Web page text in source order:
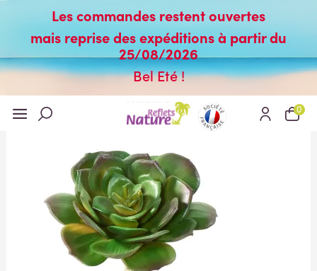
Les commandes restent ouvertes
mais reprise des expéditions à partir du
25/08/2026
Bel Eté !
0